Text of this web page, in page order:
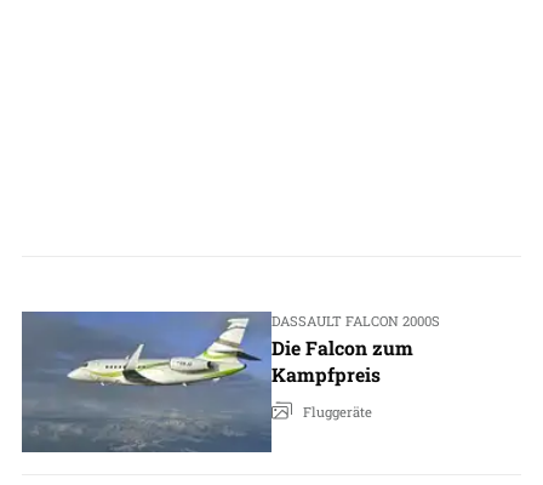
DASSAULT FALCON 2000S
Die Falcon zum
Kampfpreis
Fluggeräte